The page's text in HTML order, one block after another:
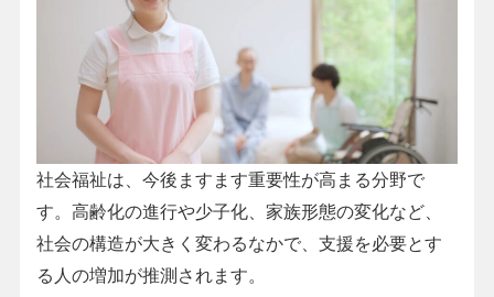
社会福祉は、今後ますます重要性が高まる分野で
す。高齢化の進行や少子化、家族形態の変化など、
社会の構造が大きく変わるなかで、支援を必要とす
る人の増加が推測されます。